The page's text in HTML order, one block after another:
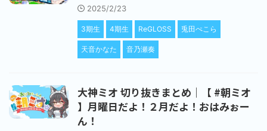
2025/2/23
3期生 4期生 ReGLOSS 兎田ぺこら
天音かなた 音乃瀬奏
大神ミオ 切り抜きまとめ｜【 #朝ミオ
】月曜日だよ！２月だよ！おはみぉー
ん！